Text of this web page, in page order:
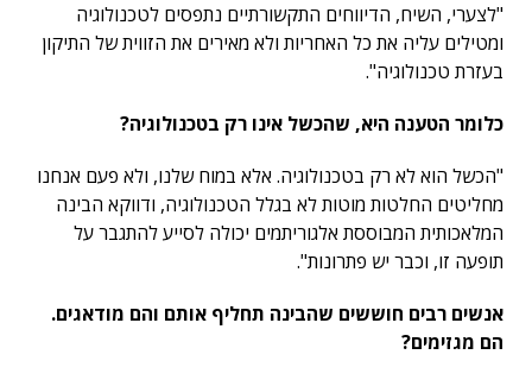
"לצערי, השיח, הדיווחים התקשורתיים נתפסים לטכנולוגיה
ומטילים עליה את כל האחריות ולא מאירים את הזווית של התיקון
בעזרת טכנולוגיה".
כלומר הטענה היא, שהכשל אינו רק בטכנולוגיה?
"הכשל הוא לא רק בטכנולוגיה. אלא במוח שלנו, ולא פעם אנחנו
מחליטים החלטות מוטות לא בגלל הטכנולוגיה, ודווקא הבינה
המלאכותית המבוססת אלגוריתמים יכולה לסייע להתגבר על
תופעה זו, וכבר יש פתרונות".
אנשים רבים חוששים שהבינה תחליף אותם והם מודאגים.
הם מגזימים?